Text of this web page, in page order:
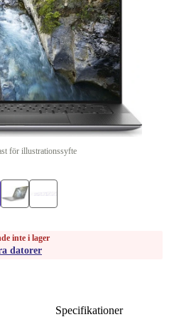
för illustrationssyfte
inte i lager
datorer
Specifikationer